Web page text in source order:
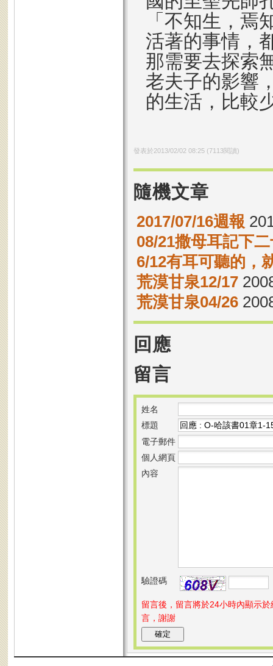
「不知生，焉
活著的事情，
那需要去探索
老夫子的影響
的生活，比較
發表於2013/02/02 08:25(7113閱讀)
隨機文章
2017/07/16週報
08/21撒母耳記下
6/12有耳可聽的，
荒漠甘泉12/17
荒漠甘泉04/26
回應
留言
姓名
標題
電子郵件
個人網頁
內容
驗證碼
留言後，留言將於24小時內顯示
言，謝謝